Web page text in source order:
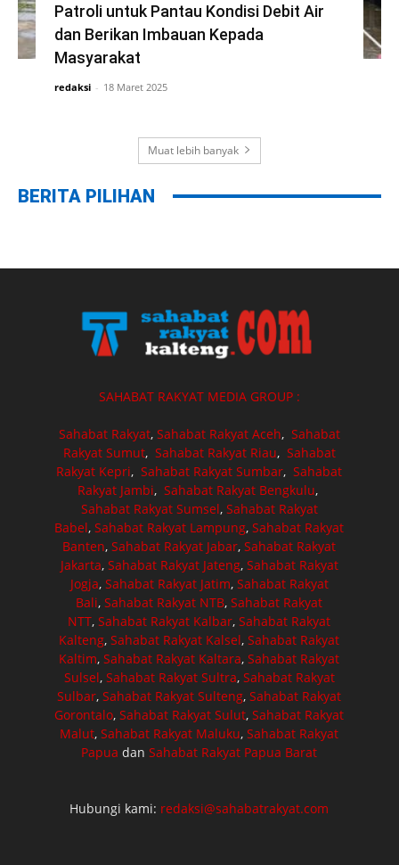
Patroli untuk Pantau Kondisi Debit Air
dan Berikan Imbauan Kepada
Masyarakat
redaksi - 18 Maret 2025
Muat lebih banyak
BERITA PILIHAN
SAHABAT RAKYAT MEDIA GROUP :
Sahabat Rakyat, Sahabat Rakyat Aceh, Sahabat
Rakyat Sumut, Sahabat Rakyat Riau, Sahabat
Rakyat Kepri,Sahabat Rakyat Sumbar,Sahabat
Rakyat Jambi, Sahabat Rakyat Bengkulu,
Sahabat Rakyat Sumsel, Sahabat Rakyat
Babel,Sahabat Rakyat Lampung,Sahabat Rakyat
Banten,Sahabat Rakyat Jabar,Sahabat Rakyat
Jakarta, Sahabat Rakyat Jateng, Sahabat Rakyat
Jogja, Sahabat Rakyat Jatim, Sahabat Rakyat
Bali,Sahabat Rakyat NTB,Sahabat Rakyat
NTT,Sahabat Rakyat Kalbar,Sahabat Rakyat
Kalteng,Sahabat Rakyat Kalsel,Sahabat Rakyat
Kaltim,Sahabat Rakyat Kaltara,Sahabat Rakyat
Sulsel, Sahabat Rakyat Sultra, Sahabat Rakyat
Sulbar,Sahabat Rakyat Sulteng,Sahabat Rakyat
Gorontalo,Sahabat Rakyat Sulut,Sahabat Rakyat
Malut,Sahabat Rakyat Maluku,Sahabat Rakyat
Papua danSahabat Rakyat Papua Barat
Hubungi kami: redaksi@sahabatrakyat.com